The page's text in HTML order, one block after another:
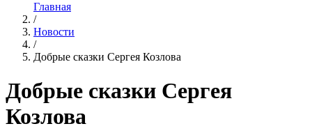
Главная
/
Новости
/
Добрые сказки Сергея Козлова
Добрые сказки Сергея
Козлова